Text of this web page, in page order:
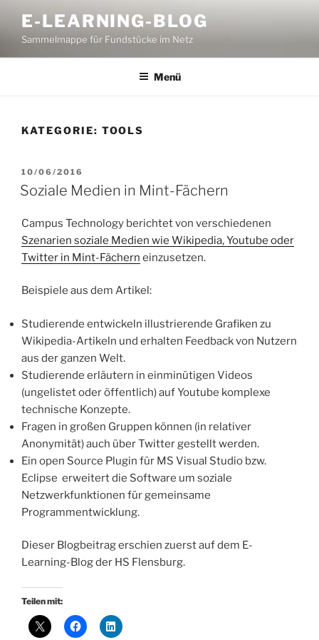
Inhalt
springen
E-LEARNING-BLOG
Sammelmappe für Fundstücke im Netz
Menü
KATEGORIE: TOOLS
VERÖFFENTLICHT
AM
10/06/2016
Soziale Medien in Mint-Fächern
Campus Technology berichtet von verschiedenen
Szenarien soziale Medien wie Wikipedia, Youtube oder
Twitter in Mint-Fächern einzusetzen.
Beispiele aus dem Artikel:
Studierende entwickeln illustrierende Grafiken zu
Wikipedia-Artikeln und erhalten Feedback von Nutzern
aus der ganzen Welt.
Studierende erläutern in einminütigen Videos
(ungelistet oder öffentlich) auf Youtube komplexe
technische Konzepte.
Fragen in großen Gruppen können (in relativer
Anonymität) auch über Twitter gestellt werden.
Ein open Source Plugin für MS Visual Studio bzw.
Eclipse erweitert die Software um soziale
Netzwerkfunktionen für gemeinsame
Programmentwicklung.
Dieser Blogbeitrag erschien zuerst auf dem E-
Learning-Blog der HS Flensburg.
Teilen mit: